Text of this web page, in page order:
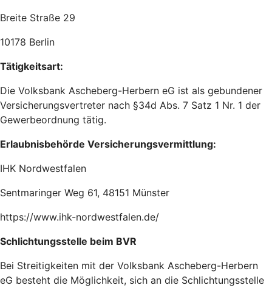
Breite Straße 29
10178 Berlin
Tätigkeitsart:
Die Volksbank Ascheberg-Herbern eG ist als gebundener
Versicherungsvertreter nach §34d Abs. 7 Satz 1 Nr. 1 der
Gewerbeordnung tätig.
Erlaubnisbehörde Versicherungsvermittlung:
IHK Nordwestfalen
Sentmaringer Weg 61, 48151 Münster
https://www.ihk-nordwestfalen.de/
Schlichtungsstelle beim BVR
Bei Streitigkeiten mit der Volksbank Ascheberg-Herbern
eG besteht die Möglichkeit, sich an die Schlichtungsstelle